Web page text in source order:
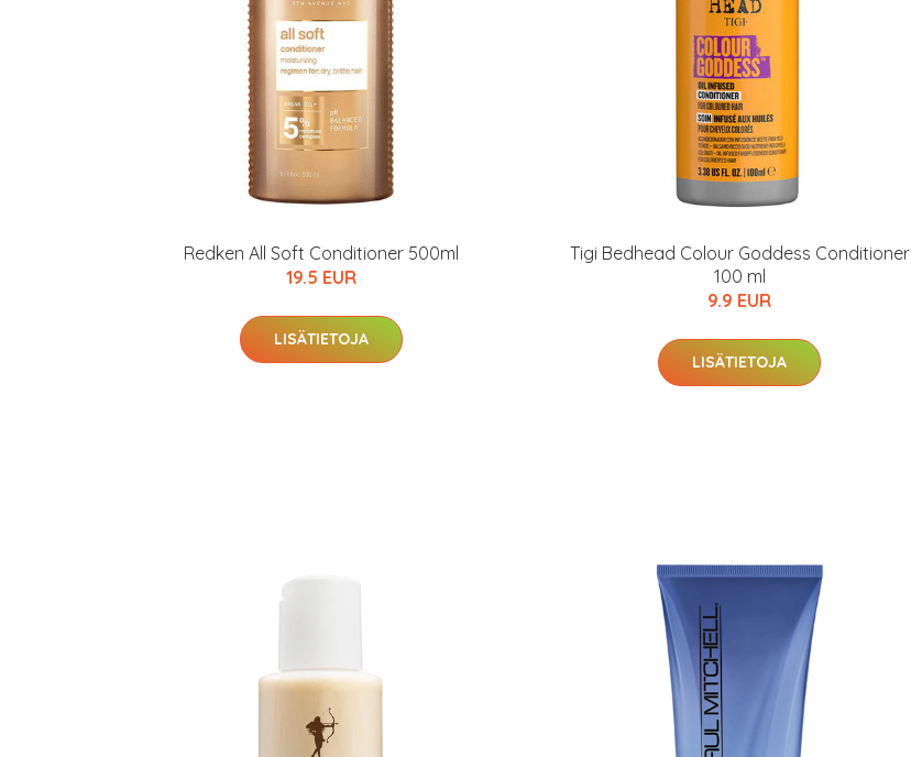
Redken All Soft Conditioner 500ml
19.5 EUR
LISÄTIETOJA
Tigi Bedhead Colour Goddess Conditioner
100 ml
9.9 EUR
LISÄTIETOJA
Erikoistarjous
Sponsoriltamme
IdealofMeD Kauppa
Kaikki IdealofMeDin tuotteet -20 %!
Varaa terveystarkastus
nyt vain 200 €